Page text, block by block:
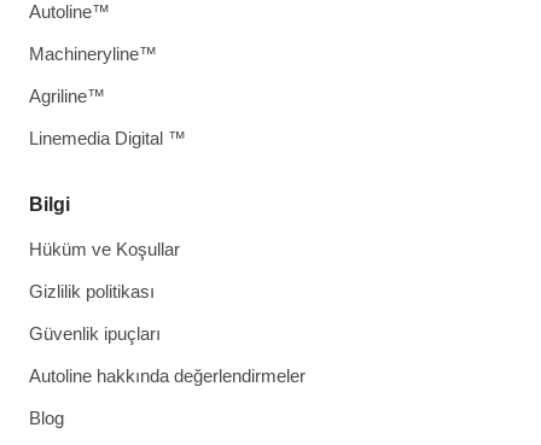
Bilgi
Hüküm ve Koşullar
Gizlilik politikası
Güvenlik ipuçları
Autoline hakkında değerlendirmeler
Blog
Autoline™
Machineryline™
Agriline™
Linemedia Digital ™